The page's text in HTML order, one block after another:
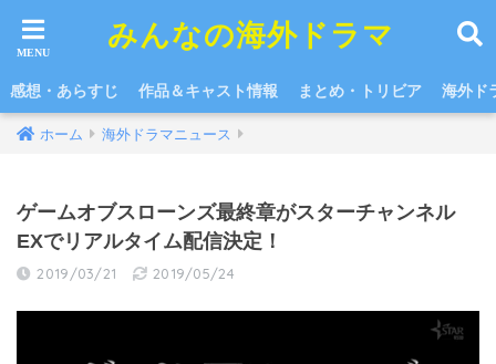
みんなの海外ドラマ
感想・あらすじ 作品＆キャスト情報 まとめ・トリビア 海外ド
ホーム 海外ドラマニュース
ゲームオブスローンズ最終章がスターチャンネル
EXでリアルタイム配信決定！
2019/03/21 2019/05/24